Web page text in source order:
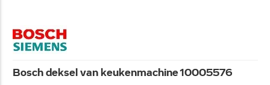
Bosch deksel van keukenmachine 10005576